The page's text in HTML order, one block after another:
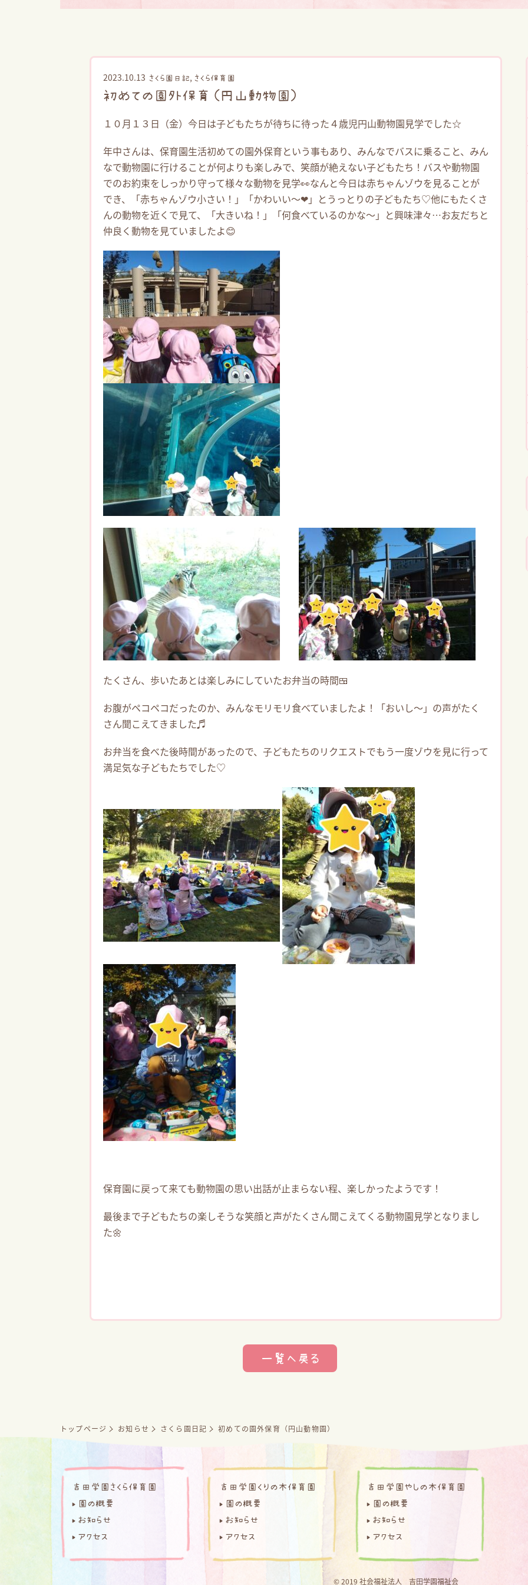
2023.10.13 さくら園日記, さくら保育園
初めての園外保育（円山動物園）
１０月１３日（金）今日は子どもたちが待ちに待った４歳児円山動物園見学でした☆
年中さんは、保育園生活初めての園外保育という事もあり、みんなでバスに乗ること、みん
なで動物園に行けることが何よりも楽しみで、笑顔が絶えない子どもたち！バスや動物園
でのお約束をしっかり守って様々な動物を見学👀なんと今日は赤ちゃんゾウを見ることが
でき、「赤ちゃんゾウ小さい！」「かわいい～❤」とうっとりの子どもたち♡他にもたくさ
んの動物を近くで見て、「大きいね！」「何食べているのかな～」と興味津々…お友だちと
仲良く動物を見ていましたよ😊
たくさん、歩いたあとは楽しみにしていたお弁当の時間🍱
お腹がペコペコだったのか、みんなモリモリ食べていましたよ！「おいし～」の声がたく
さん聞こえてきました♬
お弁当を食べた後時間があったので、子どもたちのリクエストでもう一度ゾウを見に行って
満足気な子どもたちでした♡
保育園に戻って来ても動物園の思い出話が止まらない程、楽しかったようです！
最後まで子どもたちの楽しそうな笑顔と声がたくさん聞こえてくる動物園見学となりまし
た🌼
一覧へ戻る
トップページ お知らせ さくら園日記 初めての園外保育（円山動物園）
吉田学園さくら保育園
園の概要
お知らせ
アクセス
吉田学園くりの木保育園
園の概要
お知らせ
アクセス
吉田学園やしの木保育園
園の概要
お知らせ
アクセス
© 2019 社会福祉法人 吉田学園福祉会